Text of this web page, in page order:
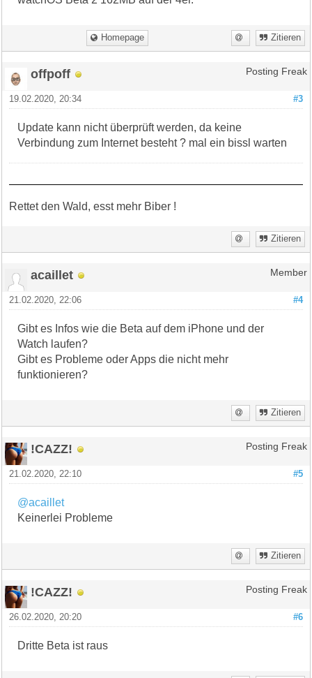
Homepage Zitieren
offpoff Posting Freak
#3
19.02.2020, 20:34
Update kann nicht überprüft werden, da keine
Verbindung zum Internet besteht ? mal ein bissl warten
Rettet den Wald, esst mehr Biber !
Zitieren
acaillet Member
#4
21.02.2020, 22:06
Gibt es Infos wie die Beta auf dem iPhone und der
Watch laufen?
Gibt es Probleme oder Apps die nicht mehr
funktionieren?
Zitieren
!CAZZ! Posting Freak
#5
21.02.2020, 22:10
@acaillet
Keinerlei Probleme
Zitieren
!CAZZ! Posting Freak
#6
26.02.2020, 20:20
Dritte Beta ist raus